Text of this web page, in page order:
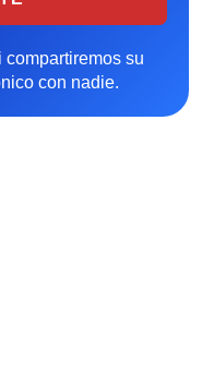
compartiremos su
con nadie.